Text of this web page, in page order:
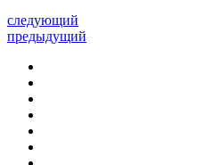
следующий
предыдущий